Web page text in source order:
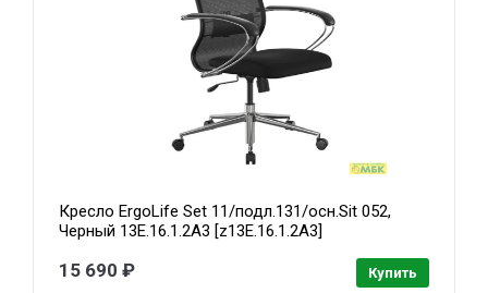
Кресло ErgoLife Set 11/подл.131/осн.Sit 052,
Черный 13E.16.1.2A3 [z13E.16.1.2A3]
15 690 ₽ Купить